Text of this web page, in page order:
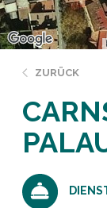
ZURÜCK